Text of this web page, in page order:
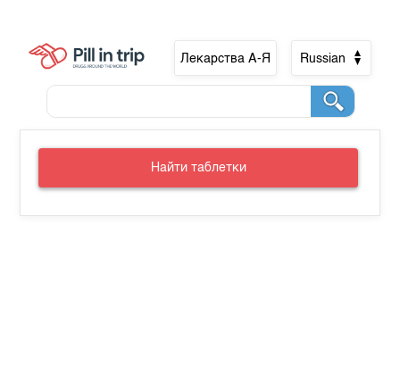
Лекарства А-Я Russian
Найти таблетки